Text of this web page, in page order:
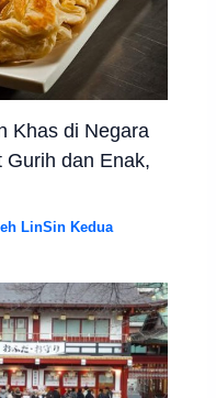
Khas di Negara
Gurih dan Enak,
LinSin Kedua